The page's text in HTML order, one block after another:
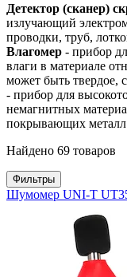
Детектор (сканер)
излучающий
проводки, труб,
Влагомер - прибор
влаги в материале
может быть твердое,
- прибор для
немагнитных
покрывающих
Найдено 69 товаров
Фильтры
Шумомер UNI-T